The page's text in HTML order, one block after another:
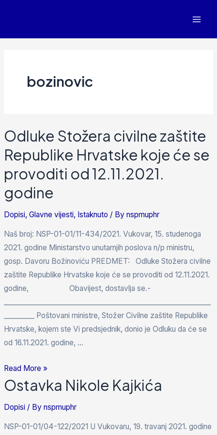
bozinovic
Odluke Stožera civilne zaštite
Republike Hrvatske koje će se
provoditi od 12.11.2021.
godine
Dopisi,Glavne vijesti, Istaknuto / Bynspmuphr
Naš broj: NSP-01-01/11-434/2021. Vukovar, 15. studenoga
2021. godine Ministarstvo unutarnjih poslova n/p ministru,
gosp. Davoru Božinoviću PREDMET: Odluke Stožera civilne
zaštite Republike Hrvatske koje će se provoditi od 12.11.2021.
godine, Obavijest, dostavlja se.-
_________ Poštovani ministre, Stožer Civilne zaštite Republike
Hrvatske, kojem ste Vi predsjednik, donio je Odluku da će se
od 16.11.2021. godine, …
Read More »
Ostavka Nikole Kajkića
Dopisi / Bynspmuphr
NSP-01-01/04-122/2021 U Vukovaru, 19. travanj 2021. godine